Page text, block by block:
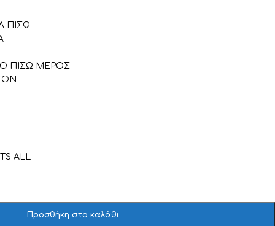
ΠΙΣΩ
ΠΙΣΩ ΜΕΡΟΣ
ALL
Προσθήκη στο καλάθι